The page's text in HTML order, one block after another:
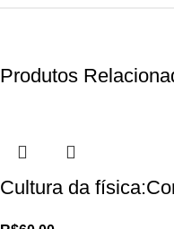
Produtos
Cultura da